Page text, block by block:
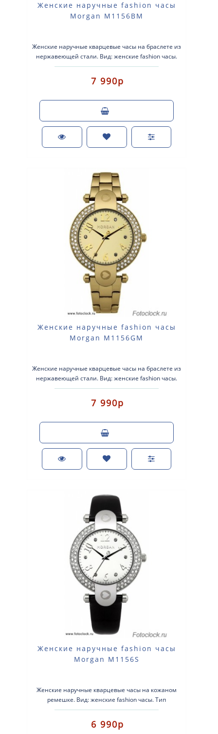
Женские наручные fashion часы
Morgan M1156BM
Женские наручные кварцевые часы на браслете из
нержавеющей стали. Вид: женские fashion часы.
Тип механизма: кварцевые. К..
7 990р
Женские наручные fashion часы
Morgan M1156GM
Женские наручные кварцевые часы на браслете из
нержавеющей стали. Вид: женские fashion часы.
Тип механизма: кварцевые. К..
7 990р
Женские наручные fashion часы
Morgan M1156S
Женские наручные кварцевые часы на кожаном
ремешке. Вид: женские fashion часы. Тип
механизма: кварцевые. Корпус: нержаве..
6 990р